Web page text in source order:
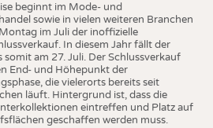
beginnt im Mode- und
sowie in vielen weiteren Branchen
im Juli der inoffizielle
In diesem Jahr fällt der
somit am 27. Juli. Der Schlussverkauf
End- und Höhepunkt der
die vielerorts bereits seit
läuft. Hintergrund ist, dass die
eintreffen und Platz auf
geschaffen werden muss.